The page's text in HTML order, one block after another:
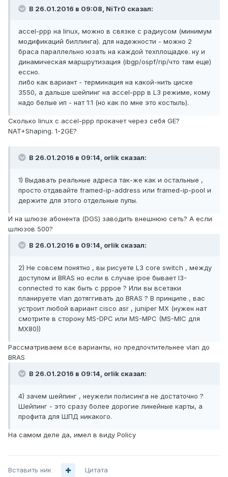
В 26.01.2016 в 09:08, NiTr0 сказал:
accel-ppp на linux, можно в связке с радиусом (минимум
модификаций биллинга). для надежности - можно 2
браса параллельно юзать на каждой техплощадке. ну и
динамическая маршрутизация (ibgp/ospf/rip/что там еще)
ессно.
либо как вариант - терминация на какой-нить циске
3550, а дальше шейпинг на accel-ppp в L3 режиме, кому
надо белые ип - нат 1:1 (но как по мне это костыль).
Сколько linux с accel-ppp прокачет через себя GE?
NAT+Shaping. 1-2GE?
В 26.01.2016 в 09:14, orlik сказал:
1) Выдавать реальные адреса так-же как и остальные ,
просто отдавайте framed-ip-address или framed-ip-pool и
держите для этого отдельные пулы.
И на шлюзе абонента (DGS) заводить внешнюю сеть? А если
шлюзов 500?
В 26.01.2016 в 09:14, orlik сказал:
2) Не совсем понятно , вы рисуете L3 core switch , между
доступом и BRAS но если в случае ipoe бывает l3-
connected то как быть с pppoe ? Или вы всетаки
планируете vlan дотяггивать до BRAS ? В принципе , вас
устроит любой вариант cisco asr , juniper MX (нужен нат
смотрите в сторону MS-DPC или MS-MPC (MS-MIC для
MX80))
Рассматриваем все варианты, но предпочтительнее vlan до
BRAS
В 26.01.2016 в 09:14, orlik сказал:
4) зачем шейпинг , неужели полисинга не достаточно ?
Шейпинг - это сразу более дорогие линейные карты, а
профита для ШПД никакого.
На самом деле да, имел в виду Policy
Вставить ник Цитата